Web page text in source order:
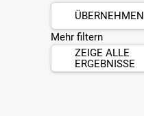
ÜBERNEHMEN
Mehr filtern
ZEIGE ALLE
ERGEBNISSE